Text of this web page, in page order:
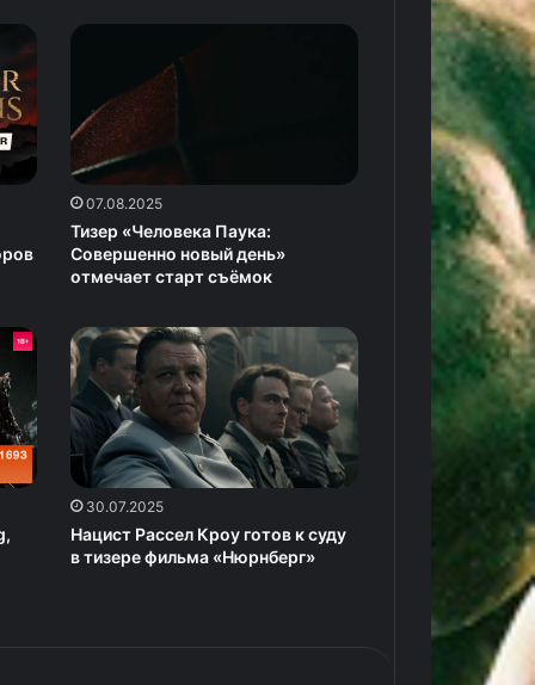
07.08.2025
Тизер «Человека Паука:
Совершенно новый день»
отмечает старт съёмок
30.07.2025
Нацист Рассел Кроу готов к суду
в тизере фильма «Нюрнберг»